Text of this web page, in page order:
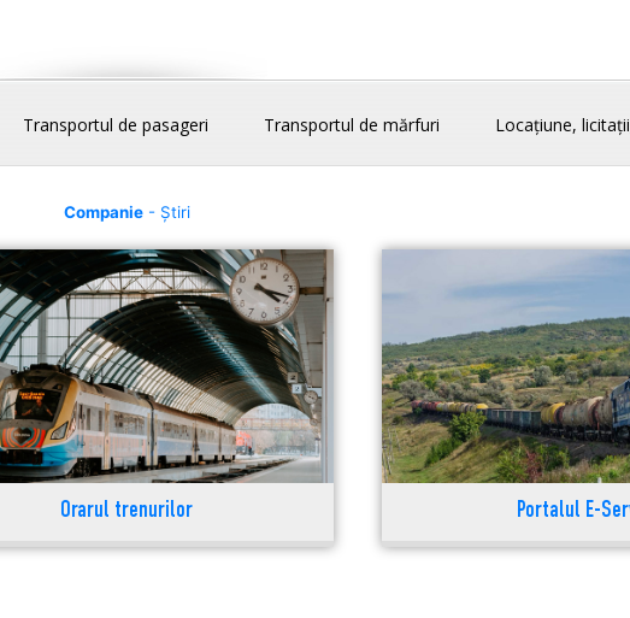
Transportul de pasageri Transportul de mărfuri Locațiune,
Companie- Știri
Orarul trenurilor Portalul E-